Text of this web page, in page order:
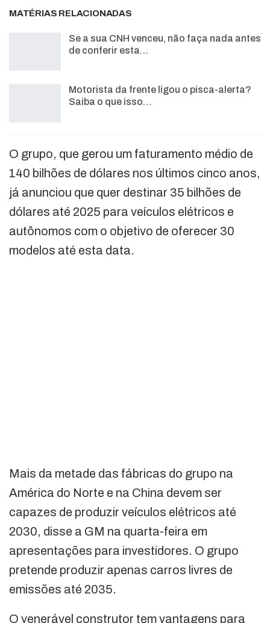
MATÉRIAS RELACIONADAS
Se a sua CNH venceu, não faça nada antes
de conferir esta…
Motorista da frente ligou o pisca-alerta?
Saiba o que isso…
O grupo, que gerou um faturamento médio de
140 bilhões de dólares nos últimos cinco anos,
já anunciou que quer destinar 35 bilhões de
dólares até 2025 para veículos elétricos e
autônomos com o objetivo de oferecer 30
modelos até esta data.
Mais da metade das fábricas do grupo na
América do Norte e na China devem ser
capazes de produzir veículos elétricos até
2030, disse a GM na quarta-feira em
apresentações para investidores. O grupo
pretende produzir apenas carros livres de
emissões até 2035.
O venerável construtor tem vantagens para